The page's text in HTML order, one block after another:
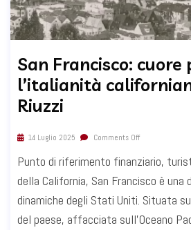
San Francisco:
l’italianità
Riuzzi
14 Luglio 2025 Comments Off
Punto di riferimento finanziario,
della California, San Francisco è una
dinamiche degli Stati Uniti. Situata
del paese, affacciata sull’Oceano